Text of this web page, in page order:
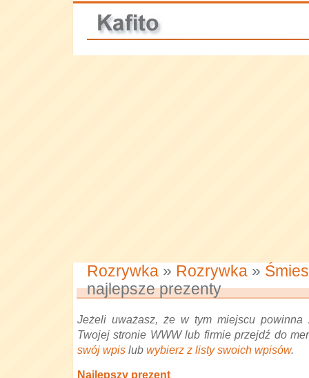
Rozrywka » Rozrywka »
najlepsze prezenty
Jeżeli uważasz, że w tym miejscu powinna
Twojej stronie WWW lub firmie przejdź do
swój wpis lub wybierz z listy swoich wpisów.
Najlepszy prezent